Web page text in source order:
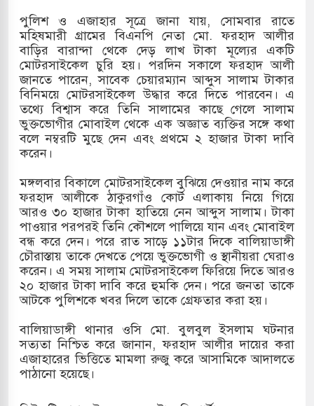
বিভিন্ন খাতে সৌদির বিনিয়োগের আহবান প্রধানমন্ত্রীর
হামলায় ছাত্রদল ও ছাত্রলীগের আচরণ ইসরায়েলের
পথে ইসরায়েলীরা,হাতছাড়ার ঝুঁকিতে জরুরি
মুক্তির দাবিতে পাকিস্তানজুড়ে পিটিআইয়ের আজ
কোরিয়ার ক্ষেপণাস্ত্র ইউনিট মোতায়েন করা হয়েছে:
পুলিশ ও এজাহার সূত্রে জানা যায়, সোমবার রাতে
মহিষমারী গ্রামের বিএনপি নেতা মো. ফরহাদ আলীর
বাড়ির বারান্দা থেকে দেড় লাখ টাকা মূল্যের একটি
মোটরসাইকেল চুরি হয়। পরদিন সকালে ফরহাদ আলী
জানতে পারেন, সাবেক চেয়ারম্যান আব্দুস সালাম টাকার
বিনিময়ে মোটরসাইকেল উদ্ধার করে দিতে পারবেন। এ
তথ্যে বিশ্বাস করে তিনি সালামের কাছে গেলে সালাম
ভুক্তভোগীর মোবাইল থেকে এক অজ্ঞাত ব্যক্তির সঙ্গে কথা
বলে নম্বরটি মুছে দেন এবং প্রথমে ২ হাজার টাকা দাবি
করেন।
মঙ্গলবার বিকালে মোটরসাইকেল বুঝিয়ে দেওয়ার নাম করে
ফরহাদ আলীকে ঠাকুরগাঁও কোর্ট এলাকায় নিয়ে গিয়ে
আরও ৩০ হাজার টাকা হাতিয়ে নেন আব্দুস সালাম। টাকা
পাওয়ার পরপরই তিনি কৌশলে পালিয়ে যান এবং মোবাইল
বন্ধ করে দেন। পরে রাত সাড়ে ১১টার দিকে বালিয়াডাঙ্গী
চৌরাস্তায় তাকে দেখতে পেয়ে ভুক্তভোগী ও স্থানীয়রা ঘেরাও
করেন। এ সময় সালাম মোটরসাইকেল ফিরিয়ে দিতে আরও
২০ হাজার টাকা দাবি করে হুমকি দেন। পরে জনতা তাকে
আটকে পুলিশকে খবর দিলে তাকে গ্রেফতার করা হয়।
বালিয়াডাঙ্গী থানার ওসি মো. বুলবুল ইসলাম ঘটনার
সত্যতা নিশ্চিত করে জানান, ফরহাদ আলীর দায়ের করা
এজাহারের ভিত্তিতে মামলা রুজু করে আসামিকে আদালতে
পাঠানো হয়েছে।